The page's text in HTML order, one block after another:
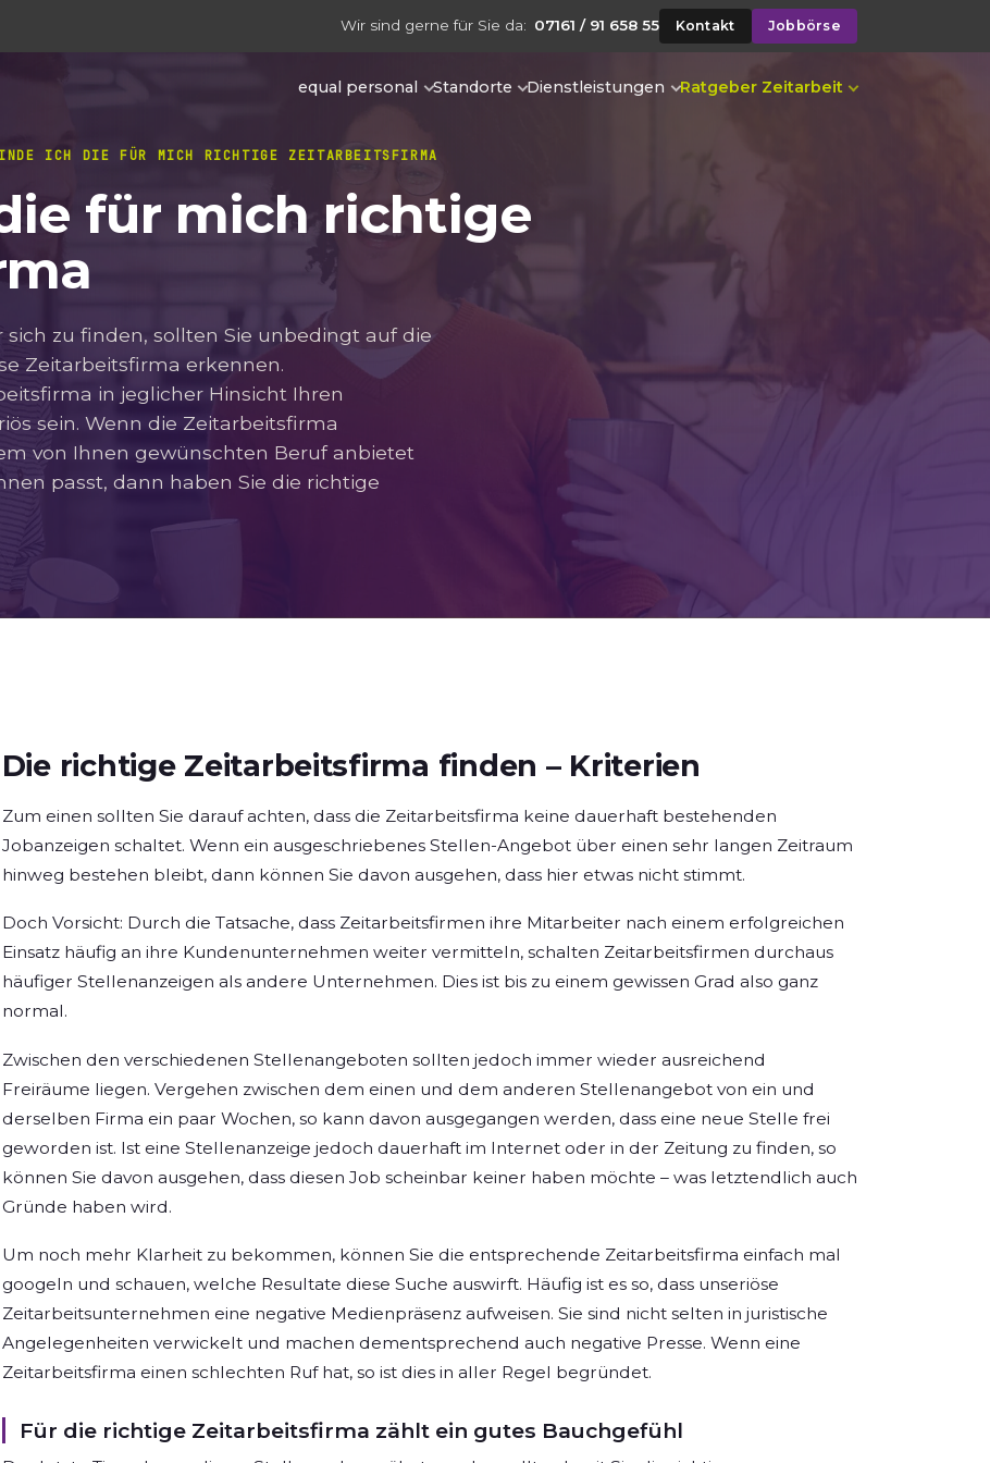
Wir sind gerne für Sie da: 07161 / 91 658 55 Kontakt Jobbörse
equal personal Standorte Dienstleistungen Ratgeber Zeitarbeit
ICH DIE FÜR MICH RICHTIGE ZEITARBEITSFIRMA
für mich richtige
sich zu finden, sollten Sie unbedingt auf die
Zeitarbeitsfirma erkennen.
in jeglicher Hinsicht Ihren
sein. Wenn die Zeitarbeitsfirma
von Ihnen gewünschten Beruf anbietet
passt, dann haben Sie die richtige
Die richtige Zeitarbeitsfirma finden – Kriterien
Zum einen sollten Sie darauf achten, dass die Zeitarbeitsfirma keine dauerhaft bestehenden
Jobanzeigen schaltet. Wenn ein ausgeschriebenes Stellen-Angebot über einen sehr langen Zeitraum
hinweg bestehen bleibt, dann können Sie davon ausgehen, dass hier etwas nicht stimmt.
Doch Vorsicht: Durch die Tatsache, dass Zeitarbeitsfirmen ihre Mitarbeiter nach einem erfolgreichen
Einsatz häufig an ihre Kundenunternehmen weiter vermitteln, schalten Zeitarbeitsfirmen durchaus
häufiger Stellenanzeigen als andere Unternehmen. Dies ist bis zu einem gewissen Grad also ganz
normal.
Zwischen den verschiedenen Stellenangeboten sollten jedoch immer wieder ausreichend
Freiräume liegen. Vergehen zwischen dem einen und dem anderen Stellenangebot von ein und
derselben Firma ein paar Wochen, so kann davon ausgegangen werden, dass eine neue Stelle frei
geworden ist. Ist eine Stellenanzeige jedoch dauerhaft im Internet oder in der Zeitung zu finden, so
können Sie davon ausgehen, dass diesen Job scheinbar keiner haben möchte – was letztendlich auch
Gründe haben wird.
Um noch mehr Klarheit zu bekommen, können Sie die entsprechende Zeitarbeitsfirma einfach mal
googeln und schauen, welche Resultate diese Suche auswirft. Häufig ist es so, dass unseriöse
Zeitarbeitsunternehmen eine negative Medienpräsenz aufweisen. Sie sind nicht selten in juristische
Angelegenheiten verwickelt und machen dementsprechend auch negative Presse. Wenn eine
Zeitarbeitsfirma einen schlechten Ruf hat, so ist dies in aller Regel begründet.
Für die richtige Zeitarbeitsfirma zählt ein gutes Bauchgefühl